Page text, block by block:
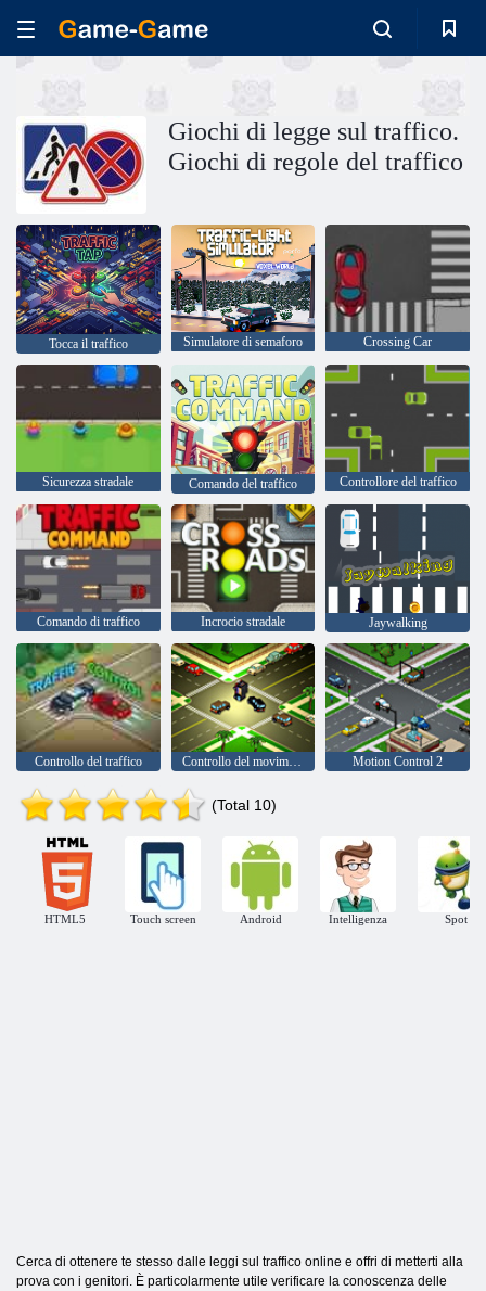
Giochi di legge sul traffico.
Giochi di regole del traffico
Tocca il traffico Simulatore di semaforo Crossing Car
Sicurezza stradale Comando del traffico Controllore del traffico
Comando di traffico Incrocio stradale Jaywalking
Controllo del traffico Controllo del movimento di tre Motion Control 2
(Total 10)
HTML5 Touch screen Android Intelligenza Spot
Cerca di ottenere te stesso dalle leggi sul traffico online e offri di metterti alla
prova con i genitori. È particolarmente utile verificare la conoscenza delle